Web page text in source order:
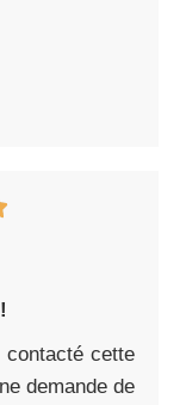
contacté cette
demande de